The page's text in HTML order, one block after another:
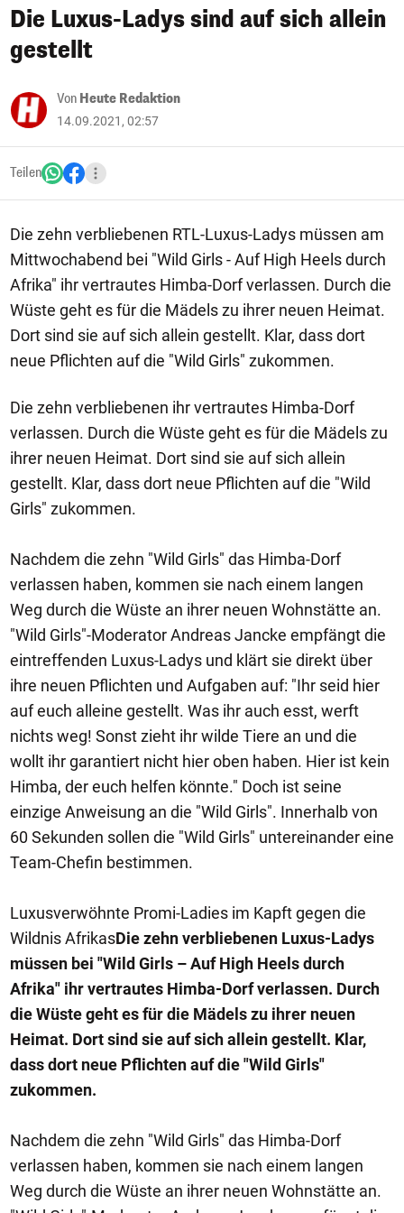
Die Luxus-Ladys sind auf sich allein
gestellt
Von Heute Redaktion
14.09.2021, 02:57
Teilen
Die zehn verbliebenen RTL-Luxus-Ladys müssen am
Mittwochabend bei "Wild Girls - Auf High Heels durch
Afrika" ihr vertrautes Himba-Dorf verlassen. Durch die
Wüste geht es für die Mädels zu ihrer neuen Heimat.
Dort sind sie auf sich allein gestellt. Klar, dass dort
neue Pflichten auf die "Wild Girls" zukommen.
Die zehn verbliebenen ihr vertrautes Himba-Dorf
verlassen. Durch die Wüste geht es für die Mädels zu
ihrer neuen Heimat. Dort sind sie auf sich allein
gestellt. Klar, dass dort neue Pflichten auf die "Wild
Girls" zukommen.
Nachdem die zehn "Wild Girls" das Himba-Dorf
verlassen haben, kommen sie nach einem langen
Weg durch die Wüste an ihrer neuen Wohnstätte an.
"Wild Girls"-Moderator Andreas Jancke empfängt die
eintreffenden Luxus-Ladys und klärt sie direkt über
ihre neuen Pflichten und Aufgaben auf: "Ihr seid hier
auf euch alleine gestellt. Was ihr auch esst, werft
nichts weg! Sonst zieht ihr wilde Tiere an und die
wollt ihr garantiert nicht hier oben haben. Hier ist kein
Himba, der euch helfen könnte." Doch ist seine
einzige Anweisung an die "Wild Girls". Innerhalb von
60 Sekunden sollen die "Wild Girls" untereinander eine
Team-Chefin bestimmen.
Luxusverwöhnte Promi-Ladies im Kapft gegen die
Wildnis AfrikasDie zehn verbliebenen Luxus-Ladys
müssen bei "Wild Girls – Auf High Heels durch
Afrika" ihr vertrautes Himba-Dorf verlassen. Durch
die Wüste geht es für die Mädels zu ihrer neuen
Heimat. Dort sind sie auf sich allein gestellt. Klar,
dass dort neue Pflichten auf die "Wild Girls"
zukommen.
Nachdem die zehn "Wild Girls" das Himba-Dorf
verlassen haben, kommen sie nach einem langen
Weg durch die Wüste an ihrer neuen Wohnstätte an.